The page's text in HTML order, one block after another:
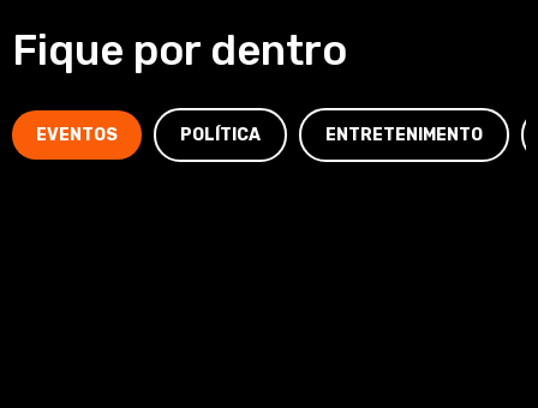
Fique por dentro
EVENTOS POLÍTICA ENTRETENIMENTO